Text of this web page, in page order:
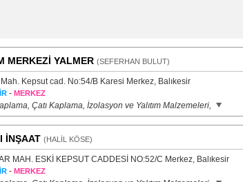
MERKEZİ YALMER (SEFERHAN BULUT)
Mah. Kepsut cad. No:54/B Karesi Merkez, Balıkesir
- MERKEZ
Çatı Kaplama, İzolasyon ve Yalıtım Malzemeleri,
İNŞAAT (HALİL KÖSE)
MAH. ESKİ KEPSUT CADDESİ NO:52/C Merkez, Balıkesir
- MERKEZ